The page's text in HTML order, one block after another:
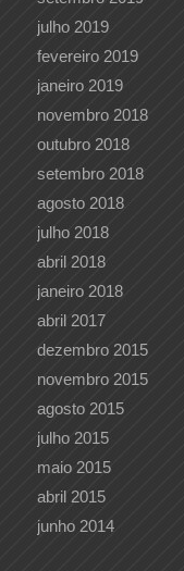
julho 2019
fevereiro 2019
janeiro 2019
novembro 2018
outubro 2018
setembro 2018
agosto 2018
julho 2018
abril 2018
janeiro 2018
abril 2017
dezembro 2015
novembro 2015
agosto 2015
julho 2015
maio 2015
abril 2015
junho 2014